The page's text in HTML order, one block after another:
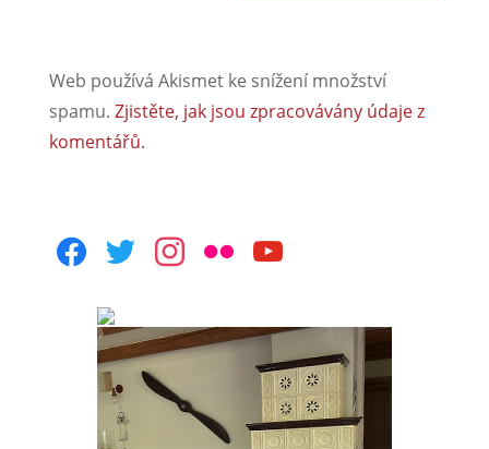
Web používá Akismet ke snížení množství
spamu. Zjistěte, jak jsou zpracovávány údaje z
komentářů.
facebooktwitterinstagram
flickr youtube